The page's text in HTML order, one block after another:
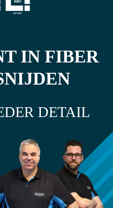
IN FIBER
DETAIL